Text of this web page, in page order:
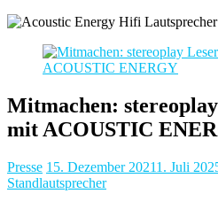
Mitmachen:
mit ACOUSTIC
Presse 15. Dezember 20211. Juli
Standlautsprecher